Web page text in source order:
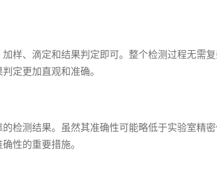
样、滴定和结果判定即可。整个检测过程无需
定更加直观和准确。
测结果。虽然其准确性可能略低于实验室精密
性的重要措施。